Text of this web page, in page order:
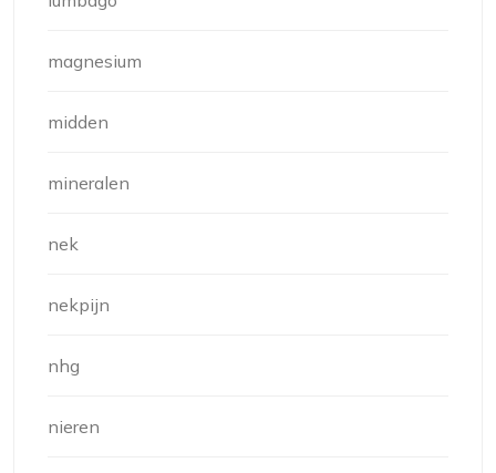
magnesium
midden
mineralen
nek
nekpijn
nhg
nieren